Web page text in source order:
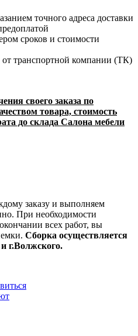
точного адреса доставки
сроков и стоимости
транспортной компании (ТК)
своего заказа по
товара, стоимость
до склада Салона мебели
заказу и выполняем
При необходимости
всех работ, вы
Сборка осуществляется
г.Волжского.